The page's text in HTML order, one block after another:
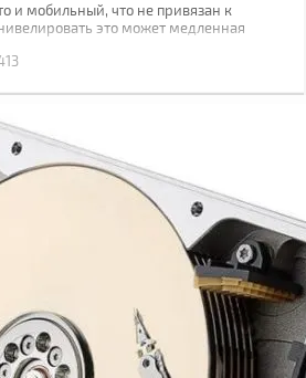
и мобильный, что не привязан к
это может медленная